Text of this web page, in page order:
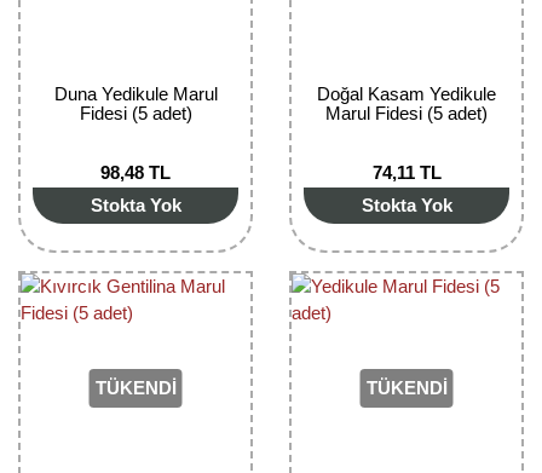
Duna Yedikule Marul
Fidesi (5 adet)
98,48 TL
Stokta Yok
Doğal Kasam Yedikule
Marul Fidesi (5 adet)
74,11 TL
Stokta Yok
TÜKENDİ TÜKENDİ
Kuşburnu Fidanı
Liçi Fidanı
Longan Fidanı
Malta Eriği Fidanı
Mango Fidanı
Melez Meyveler